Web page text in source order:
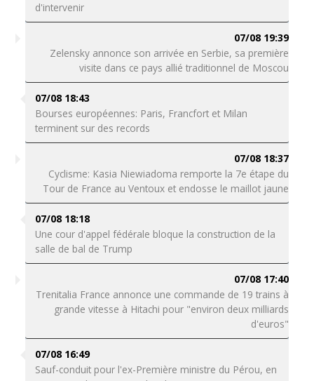
d'intervenir
07/08 19:39
Zelensky annonce son arrivée en Serbie, sa première
visite dans ce pays allié traditionnel de Moscou
07/08 18:43
Bourses européennes: Paris, Francfort et Milan
terminent sur des records
07/08 18:37
Cyclisme: Kasia Niewiadoma remporte la 7e étape du
Tour de France au Ventoux et endosse le maillot jaune
07/08 18:18
Une cour d'appel fédérale bloque la construction de la
salle de bal de Trump
07/08 17:40
Trenitalia France annonce une commande de 19 trains à
grande vitesse à Hitachi pour "environ deux milliards
d'euros"
07/08 16:49
Sauf-conduit pour l'ex-Première ministre du Pérou, en